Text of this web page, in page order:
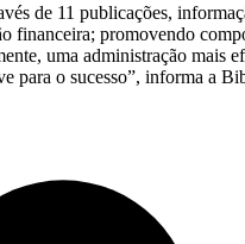
de 11 publicações,
financeira; promovendo
uma administração mais
para o sucesso”, informa a